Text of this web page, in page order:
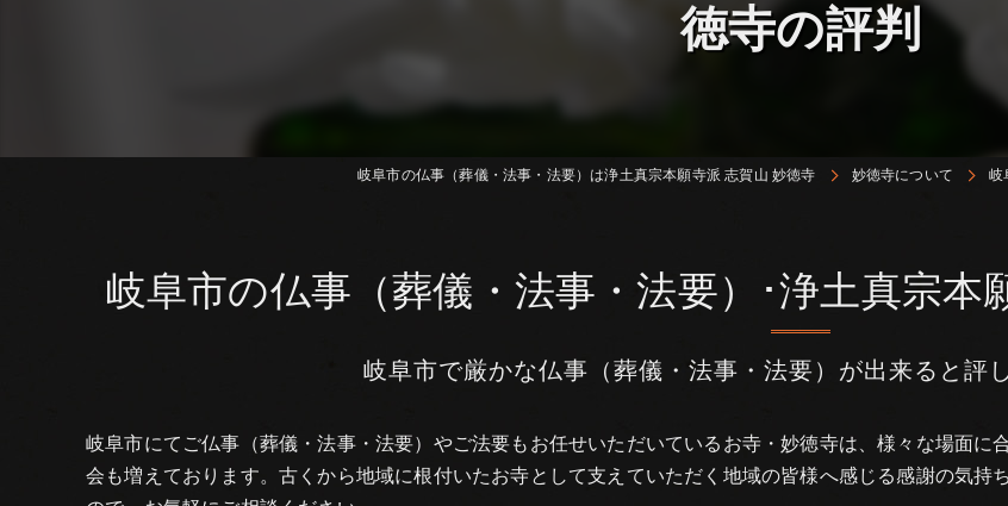
徳寺の評判
岐阜市の仏事（葬儀・法事・法要）は浄土真宗本願寺派 志賀山 妙徳寺 妙徳寺について 岐
岐阜市で厳かな仏事（葬儀・法事・法要）が出来ると評
岐阜市の仏事（葬儀・法事・法要）･浄土真宗本
岐阜市にてご仏事（葬儀・法事・法要）やご法要もお任せいただいているお寺・妙徳寺は、様々な場面
会も増えております。古くから地域に根付いたお寺として支えていただく地域の皆様へ感じる感謝の気